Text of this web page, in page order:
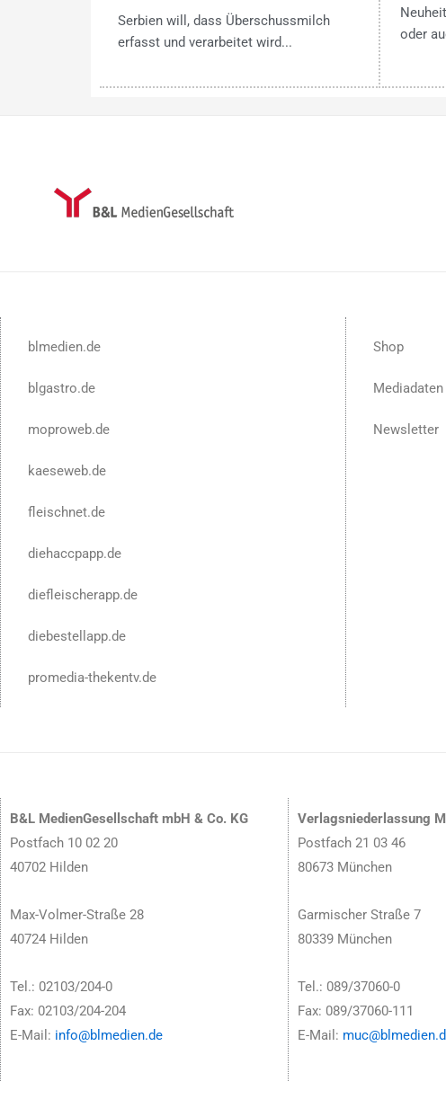
Serbien will, dass Überschussmilch
erfasst und verarbeitet wird...
oder
blmedien.de
blgastro.de
moproweb.de
kaeseweb.de
fleischnet.de
diehaccpapp.de
diefleischerapp.de
diebestellapp.de
promedia-thekentv.de
Shop
Mediadaten
Newsletter
B&L MedienGesellschaft mbH & Co. KG
Postfach 10 02 20
40702 Hilden
Max-Volmer-Straße 28
40724 Hilden
Tel.: 02103/204-0
Fax: 02103/204-204
E-Mail: info@blmedien.de
Verlagsniederlassung
Postfach 21 03 46
80673 München
Garmischer Straße 7
80339 München
Tel.: 089/37060-0
Fax: 089/37060-111
E-Mail: